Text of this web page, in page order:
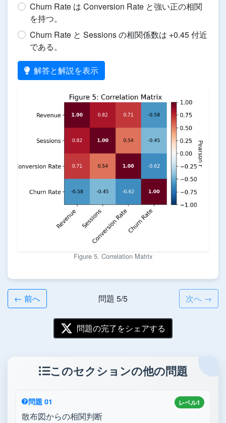
Churn Rate は Conversion Rate と強い正の相関
を持つ。
Churn Rate と Sessions の相関係数は +0.45 付近
である。
解答と解説を表示
Figure 5. Correlation Matrix
← 前へ 問題 5/5 次へ →
問題の完了をシェアする
このセクションの他の問題
レベル1
問題 01
散布図からの相関判断